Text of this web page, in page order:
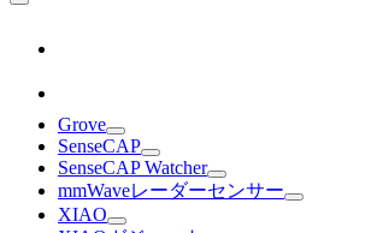
Grove
SenseCAP
SenseCAP Watcher
mmWaveレーダーセンサー
XIAO